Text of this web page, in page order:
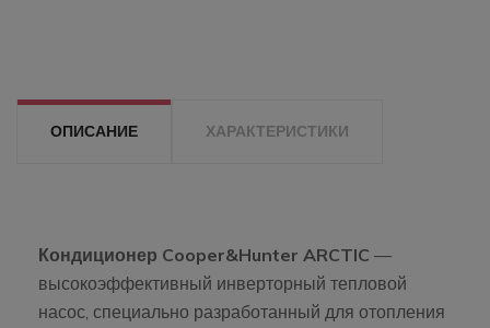
ОПИСАНИЕ ХАРАКТЕРИСТИКИ
Кондиционер Cooper&Hunter ARCTIC —
высокоэффективный инверторный тепловой
насос, специально разработанный для отопления